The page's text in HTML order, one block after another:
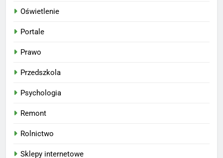
Oświetlenie
Portale
Prawo
Przedszkola
Psychologia
Remont
Rolnictwo
Sklepy internetowe